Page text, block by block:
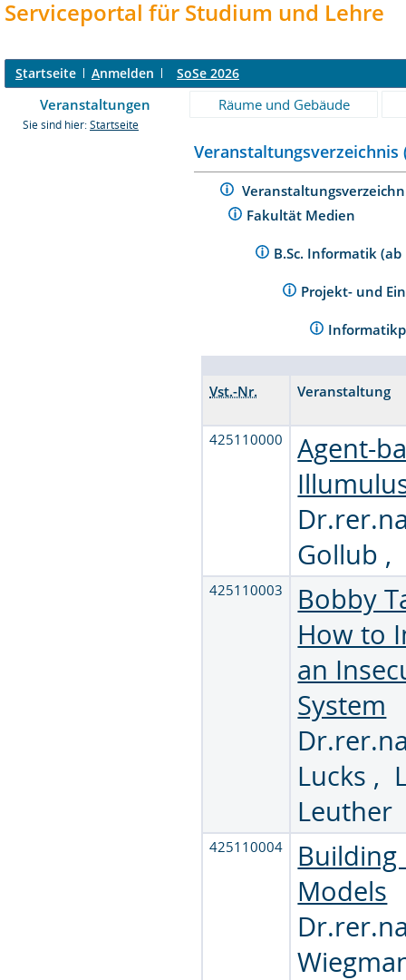
Serviceportal für Studium und Lehre
Startseite Anmelden SoSe 2026
Veranstaltungen Räume und Gebäude
Sie sind hier: Startseite
Veranstaltungsverzeichnis
Fakultät Medien
B.Sc. Informatik (ab
Projekt- und
Vst.-Nr. Veranstaltung
425110000
Agent-
Gollub ,
425110003
Bobby
How to
an
System
Lucks ,
Leuther
425110004
Building
Models